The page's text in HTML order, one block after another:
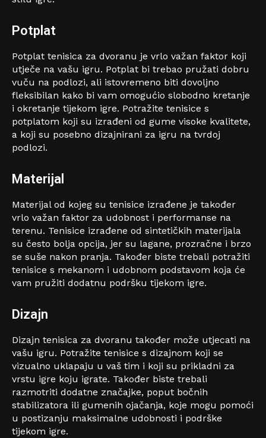
Potplat
Potplat tenisica za dvoranu je vrlo važan faktor koji
utječe na vašu igru. Potplat bi trebao pružati dobru
vuču na podlozi, ali istovremeno biti dovoljno
fleksibilan kako bi vam omogućio slobodno kretanje
i okretanje tijekom igre. Potražite tenisice s
potplatom koji su izrađeni od gume visoke kvalitete,
a koji su posebno dizajnirani za igru na tvrdoj
podlozi.
Materijal
Materijal od kojeg su tenisice izrađene je također
vrlo važan faktor za udobnost i performanse na
terenu. Tenisice izrađene od sintetičkih materijala
su često bolja opcija, jer su lagane, prozračne i brzo
se suše nakon pranja. Također biste trebali potražiti
tenisice s mekanom i udobnom podstavom koja će
vam pružiti dodatnu podršku tijekom igre.
Dizajn
Dizajn tenisica za dvoranu također može utjecati na
vašu igru. Potražite tenisice s dizajnom koji se
vizualno uklapaju u vaš tim i koji su prikladni za
vrstu igre koju igrate. Također biste trebali
razmotriti dodatne značajke, poput bočnih
stabilizatora ili gumenih ojačanja, koje mogu pomoći
u postizanju maksimalne udobnosti i podrške
tijekom igre.